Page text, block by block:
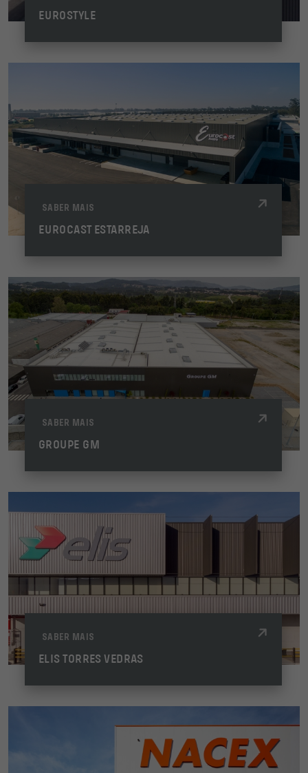
EUROSTYLE
SABER MAIS
EUROCAST ESTARREJA
SABER MAIS
GROUPE GM
SABER MAIS
ELIS TORRES VEDRAS